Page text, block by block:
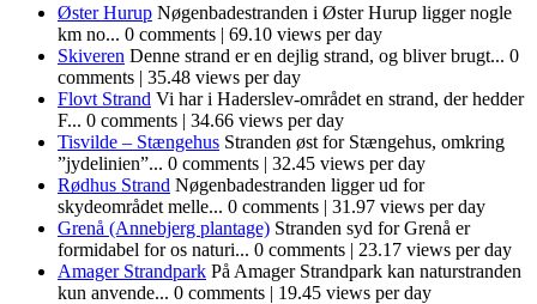
Øster Hurup Nøgenbadestranden i Øster Hurup ligger nogle
km no... 0 comments | 69.10 views per day
Skiveren Denne strand er en dejlig strand, og bliver brugt... 0
comments | 35.48 views per day
Flovt Strand Vi har i Haderslev-området en strand, der hedder
F... 0 comments | 34.66 views per day
Tisvilde – Stængehus Stranden øst for Stængehus, omkring
”jydelinien”... 0 comments | 32.45 views per day
Rødhus Strand Nøgenbadestranden ligger ud for
skydeområdet melle... 0 comments | 31.97 views per day
Grenå (Annebjerg plantage) Stranden syd for Grenå er
formidabel for os naturi... 0 comments | 23.17 views per day
Amager Strandpark På Amager Strandpark kan naturstranden
kun anvende... 0 comments | 19.45 views per day